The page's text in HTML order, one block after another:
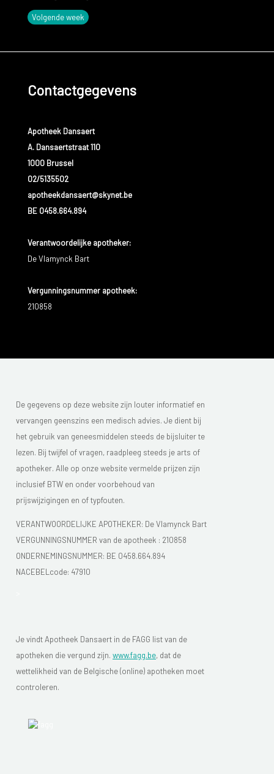
Volgende week
Contactgegevens
Apotheek Dansaert
A. Dansaertstraat 110
1000 Brussel
02/5135502
apotheekdansaert@skynet.be
BE 0458.664.894
Verantwoordelijke apotheker:
De Vlamynck Bart
Vergunningsnummer apotheek:
210858
De gegevens op deze website zijn louter informatief en
vervangen geenszins een medisch advies. Je dient bij
het gebruik van geneesmiddelen steeds de bijsluiter te
lezen. Bij twijfel of vragen, raadpleeg steeds je arts of
apotheker. Alle op onze website vermelde prijzen zijn
inclusief BTW en onder voorbehoud van
prijswijzigingen en of typfouten.
VERANTWOORDELIJKE APOTHEKER: De Vlamynck Bart
VERGUNNINGSNUMMER van de apotheek : 210858
ONDERNEMINGSNUMMER: BE 0458.664.894
NACEBELcode: 47910
Je vindt Apotheek Dansaert in de FAGG list van de
apotheken die vergund zijn. www.fagg.be, dat de
wettelikheid van de Belgische (online) apotheken moet
controleren.